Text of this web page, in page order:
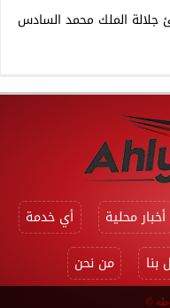
الملك محمد السادس
أخبار محلية
أي خدمة
بنا من نحن
©